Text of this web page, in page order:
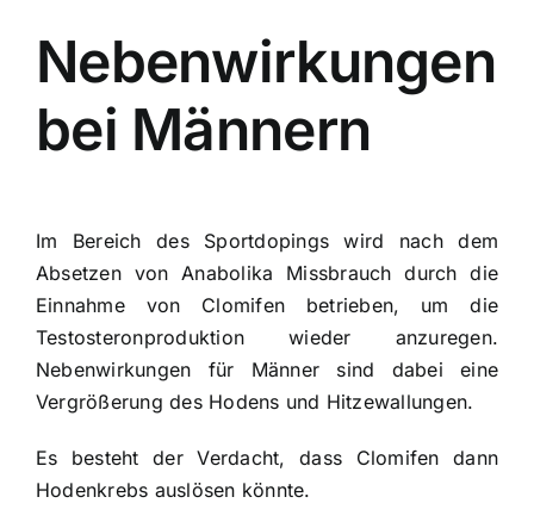
Nebenwirkungen
bei Männern
Im Bereich des Sportdopings wird nach dem
Absetzen von Anabolika Missbrauch durch die
Einnahme von Clomifen betrieben, um die
Testosteronproduktion wieder anzuregen.
Nebenwirkungen für Männer sind dabei eine
Vergrößerung des Hodens und Hitzewallungen.
Es besteht der Verdacht, dass Clomifen dann
Hodenkrebs auslösen könnte.